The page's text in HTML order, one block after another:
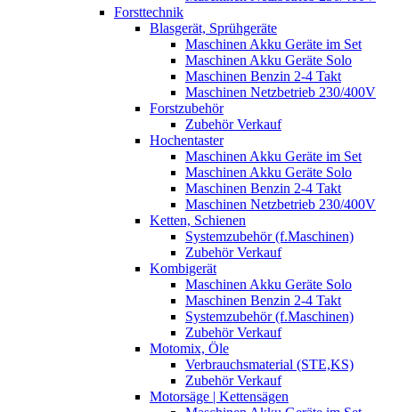
Forsttechnik
Blasgerät, Sprühgeräte
Maschinen Akku Geräte im Set
Maschinen Akku Geräte Solo
Maschinen Benzin 2-4 Takt
Maschinen Netzbetrieb 230/400V
Forstzubehör
Zubehör Verkauf
Hochentaster
Maschinen Akku Geräte im Set
Maschinen Akku Geräte Solo
Maschinen Benzin 2-4 Takt
Maschinen Netzbetrieb 230/400V
Ketten, Schienen
Systemzubehör (f.Maschinen)
Zubehör Verkauf
Kombigerät
Maschinen Akku Geräte Solo
Maschinen Benzin 2-4 Takt
Systemzubehör (f.Maschinen)
Zubehör Verkauf
Motomix, Öle
Verbrauchsmaterial (STE,KS)
Zubehör Verkauf
Motorsäge | Kettensägen